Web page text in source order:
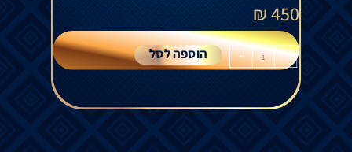
450
₪
-
+ הוספה לסל